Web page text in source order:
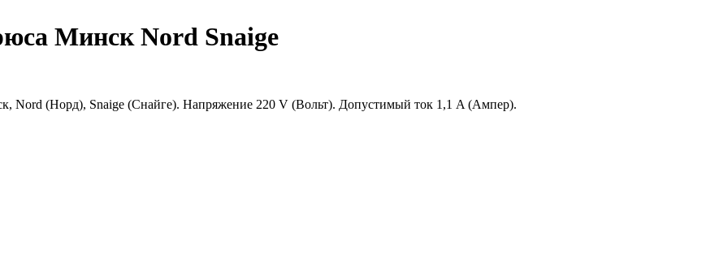
Минск Nord Snaige
Nord (Норд), Snaige (Снайге). Напряжение 220 V (Вольт). Допустимый ток 1,1 A (Ампер).